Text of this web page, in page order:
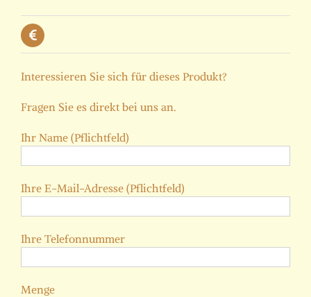
Interessieren Sie sich für dieses Produkt?
Fragen Sie es direkt bei uns an.
Ihr Name (Pflichtfeld)
Ihre E-Mail-Adresse (Pflichtfeld)
Ihre Telefonnummer
Menge